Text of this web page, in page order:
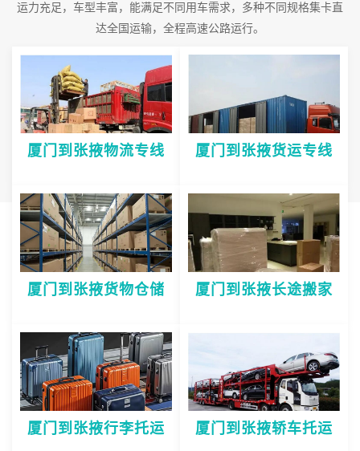
运力充足，车型丰富，能满足不同用车需求，多种不同规格集卡直
达全国运输，全程高速公路运行。
厦门到张掖物流专线 厦门到张掖货运专线
厦门到张掖货物仓储 厦门到张掖长途搬家
厦门到张掖行李托运 厦门到张掖轿车托运